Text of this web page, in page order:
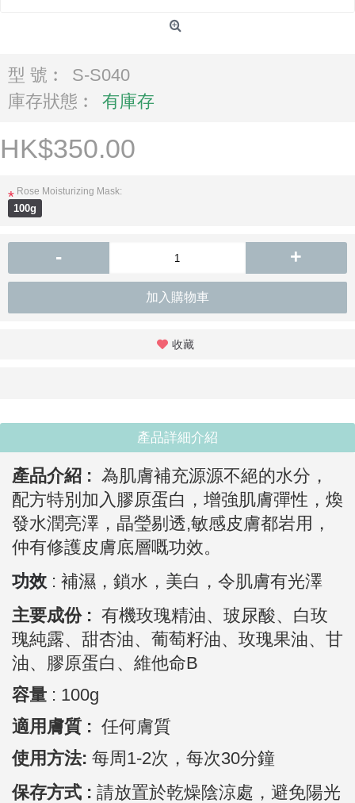
型 號︰
S-S040
庫存狀態︰
有庫存
HK$350.00
* Rose Moisturizing Mask:
100g
- +
加入購物車
收藏
產品詳細介紹
產品介紹 : 為肌膚補充源源不絕的水分，
配方特別加入膠原蛋白，增強肌膚彈性，煥
發水潤亮澤，晶瑩剔透,敏感皮膚都岩用，
仲有修護皮膚底層嘅功效。
功效 : 補濕，鎖水，美白，令肌膚有光澤
主要成份 : 有機玫瑰精油、玻尿酸、白玫
瑰純露、甜杏油、葡萄籽油、玫瑰果油、甘
油、膠原蛋白、維他命B
容量 : 100g
適用膚質 : 任何膚質
使用方法: 每周1-2次，每次30分鐘
保存方式 : 請放置於乾燥陰涼處，避免陽光